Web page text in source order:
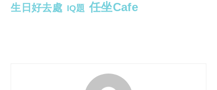
生日好去處 IQ題 任坐Cafe